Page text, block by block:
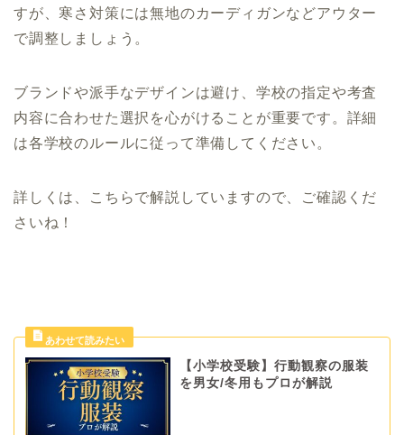
すが、寒さ対策には無地のカーディガンなどアウター
で調整しましょう。
ブランドや派手なデザインは避け、学校の指定や考査
内容に合わせた選択を心がけることが重要です。詳細
は各学校のルールに従って準備してください。
詳しくは、こちらで解説していますので、ご確認くだ
さいね！
【小学校受験】行動観察の服装
を男女/冬用もプロが解説